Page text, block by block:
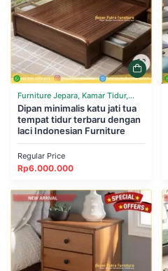
Furniture Jepara, Kamar Tidur,
Tempat Tidur
Dipan minimalis katu jati tua
tempat tidur terbaru dengan
laci Indonesian Furniture
Regular Price
Rp6.000.000